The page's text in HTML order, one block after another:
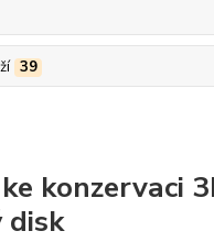
39
konzervaci
disk